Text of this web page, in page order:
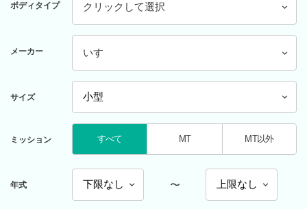
ボディタイプ クリックして選択
メーカー いすゞ
サイズ
ミッション すべて MT MT以外
年式 〜